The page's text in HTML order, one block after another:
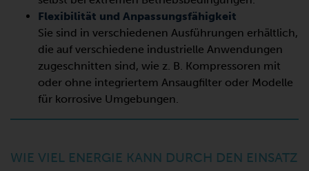
Flexibilität und Anpassungsfähigkeit
Sie sind in verschiedenen Ausführungen erhältlich,
die auf verschiedene industrielle Anwendungen
zugeschnitten sind, wie z. B. Kompressoren mit
oder ohne integriertem Ansaugfilter oder Modelle
für korrosive Umgebungen.
WIE VIEL ENERGIE KANN DURCH DEN EINSATZ